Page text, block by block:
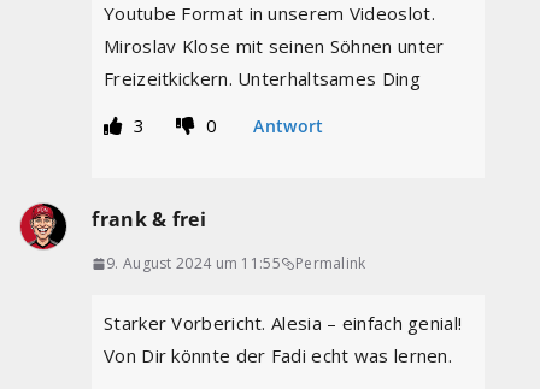
Youtube Format in unserem Videoslot.
Miroslav Klose mit seinen Söhnen unter
Freizeitkickern. Unterhaltsames Ding
3
0 Antwort
frank & frei
9. August 2024 um 11:55 Permalink
Starker Vorbericht. Alesia – einfach genial!
Von Dir könnte der Fadi echt was lernen.